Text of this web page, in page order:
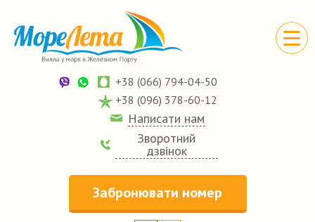
+38 (066) 794-04-50
+38 (096) 378-60-12
Написати нам
Зворотний
дзвінок
Забронювати номер